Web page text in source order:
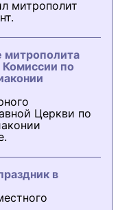
митрополит
митрополита
по
Церкви по
в